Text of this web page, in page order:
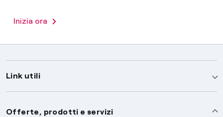
Inizia ora
Link utili
Assistenza
Offerte, prodotti e servizi